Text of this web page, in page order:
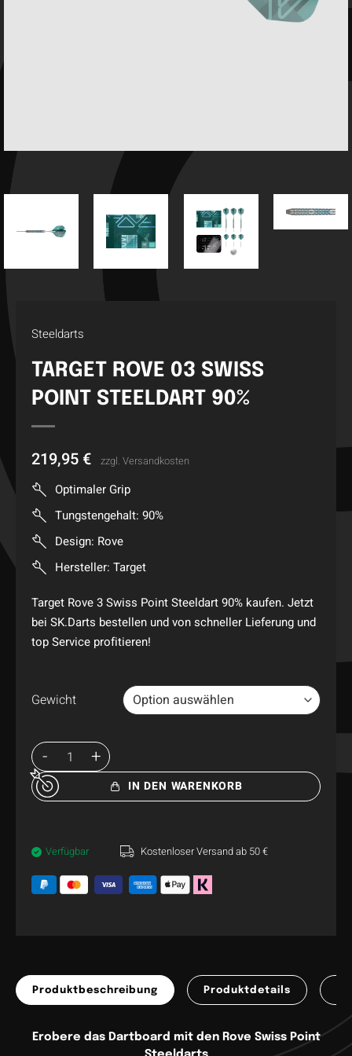
Steeldarts
TARGET ROVE 03 SWISS
POINT STEELDART 90%
219,95 € zzgl. Versandkosten
Optimaler Grip
Tungstengehalt: 90%
Design: Rove
Hersteller: Target
Target Rove 3 Swiss Point Steeldart 90% kaufen. Jetzt
bei SK.Darts bestellen und von schneller Lieferung und
top Service profitieren!
Gewicht
IN DEN WARENKORB
Verfügbar Kostenloser Versand ab 50 €
Produktbeschreibung Produktdetails
Erobere das Dartboard mit den Rove Swiss Point